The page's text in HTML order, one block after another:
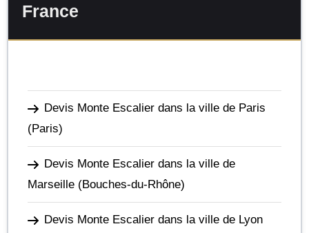
France
Devis Monte Escalier dans la ville de Paris
(Paris)
Devis Monte Escalier dans la ville de
Marseille (Bouches-du-Rhône)
Devis Monte Escalier dans la ville de Lyon